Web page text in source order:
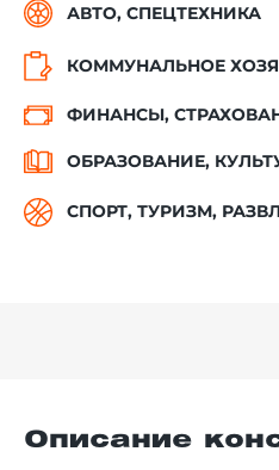
АВТО, СПЕЦТЕХНИКА
КОММУНАЛЬНОЕ
ФИНАНСЫ,
ОБРАЗОВАНИЕ,
СПОРТ, ТУРИЗМ,
Описание